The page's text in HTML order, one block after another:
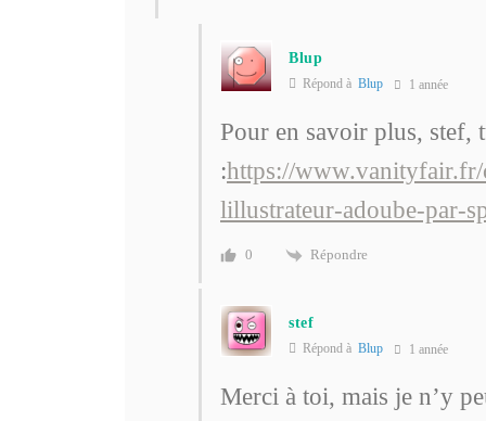
Blup
Répond à Blup 1 année
Pour en savoir plus, stef,
:https://
lillustrateur-adoube-par-
0 Répondre
stef
Répond à Blup 1 année
Merci à toi, mais je n’y